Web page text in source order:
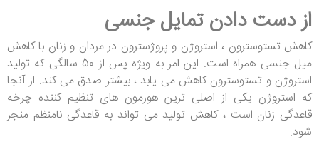
از دست دادن تمایل جنسی
کاهش تستوسترون ، استروژن و پروژسترون در مردان و زنان با کاهش
میل جنسی همراه است. این امر به ویژه پس از 50 سالگی که تولید
استروژن و تستوسترون کاهش می یابد ، بیشتر صدق می کند. از آنجا
که استروژن یکی از اصلی ترین هورمون های تنظیم کننده چرخه
قاعدگی زنان است ، کاهش تولید می تواند به قاعدگی نامنظم منجر
شود.